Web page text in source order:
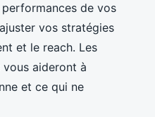
de vos
vos stratégies
et le reach. Les
aideront à
et ce qui ne